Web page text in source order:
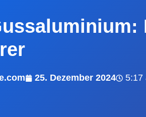
25. Dezember 2024 5:17